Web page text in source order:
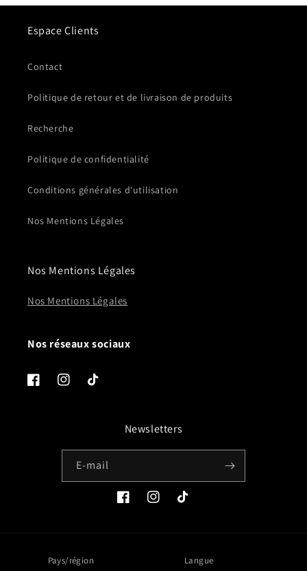
Espace Clients
Contact
Politique de retour et de livraison de produits
Recherche
Politique de confidentialité
Conditions générales d'utilisation
Nos Mentions Légales
Nos Mentions Légales
Nos Mentions Légales
Nos réseaux sociaux
FacebookInstagramTikTok
Newsletters
E-mail
FacebookInstagramTikTok
Pays/région Langue